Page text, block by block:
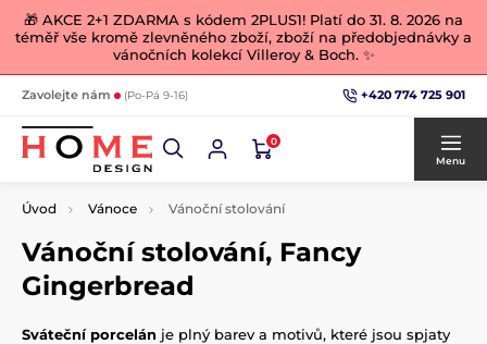
🎁 AKCE 2+1 ZDARMA s kódem 2PLUS1! Platí do 31. 8. 2026 na
téměř vše kromě zlevněného zboží, zboží na předobjednávky a
vánočních kolekcí Villeroy & Boch. ✨
Zavolejte nám (Po-Pá 9-16) +420 774 725 901
0
Menu
Úvod Vánoce Vánoční stolování
Vánoční stolování, Fancy
Gingerbread
Sváteční porcelán je plný barev a motivů, které jsou spjaty